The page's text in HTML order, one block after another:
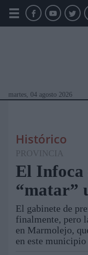
martes, 04 agosto 2026
Módulos Portada Jaén
Histórico
PROVINCIA
El Infoca
“matar”
El gabinete de
finalmente, pero
en Marmolejo,
en este